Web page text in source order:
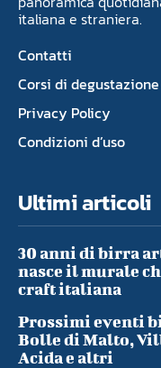
italiana e straniera.
Contatti
Corsi di degustazione
Privacy Policy
Condizioni d’uso
Ultimi articoli
30 anni di birra
nasce il murale
craft italiana
Prossimi eventi
Bolle di Malto,
Acida e altri